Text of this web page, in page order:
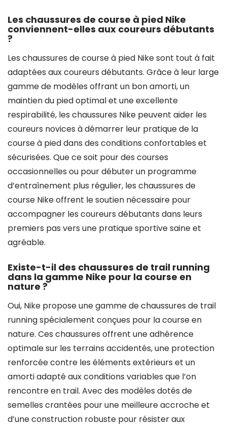
Les chaussures de course à pied Nike
conviennent-elles aux coureurs débutants
?
Les chaussures de course à pied Nike sont tout à fait
adaptées aux coureurs débutants. Grâce à leur large
gamme de modèles offrant un bon amorti, un
maintien du pied optimal et une excellente
respirabilité, les chaussures Nike peuvent aider les
coureurs novices à démarrer leur pratique de la
course à pied dans des conditions confortables et
sécurisées. Que ce soit pour des courses
occasionnelles ou pour débuter un programme
d’entraînement plus régulier, les chaussures de
course Nike offrent le soutien nécessaire pour
accompagner les coureurs débutants dans leurs
premiers pas vers une pratique sportive saine et
agréable.
Existe-t-il des chaussures de trail running
dans la gamme Nike pour la course en
nature ?
Oui, Nike propose une gamme de chaussures de trail
running spécialement conçues pour la course en
nature. Ces chaussures offrent une adhérence
optimale sur les terrains accidentés, une protection
renforcée contre les éléments extérieurs et un
amorti adapté aux conditions variables que l’on
rencontre en trail. Avec des modèles dotés de
semelles crantées pour une meilleure accroche et
d’une construction robuste pour résister aux